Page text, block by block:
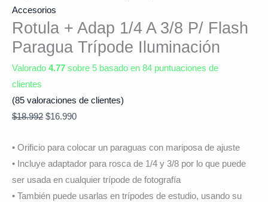
Accesorios
Rotula + Adap 1/4 A 3/8 P/ Flash
Paragua Trípode Iluminación
Valorado 4.77 sobre 5 basado en 84 puntuaciones de
clientes
(85 valoraciones de clientes)
$18.992 $16.990
• Orificio para colocar un paraguas con mariposa de ajuste
• Incluye adaptador para rosca de 1/4 y 3/8 por lo que puede
ser usada en cualquier trípode de fotografía
• También puede usarlas en trípodes de estudio, usando su